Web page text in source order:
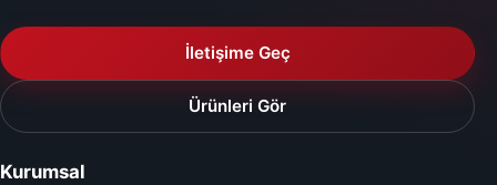
İletişime Geç
Ürünleri Gör
Kurumsal